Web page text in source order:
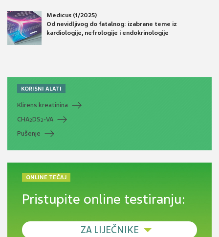
Medicus (1/2025)
Od nevidljivog do fatalnog: izabrane teme iz
kardiologije, nefrologije i endokrinologije
KORISNI ALATI
Klirens kreatinina
CHA2DS2-VA
Pušenje
ONLINE TEČAJ
Pristupite online testiranju:
ZA LIJEČNIKE